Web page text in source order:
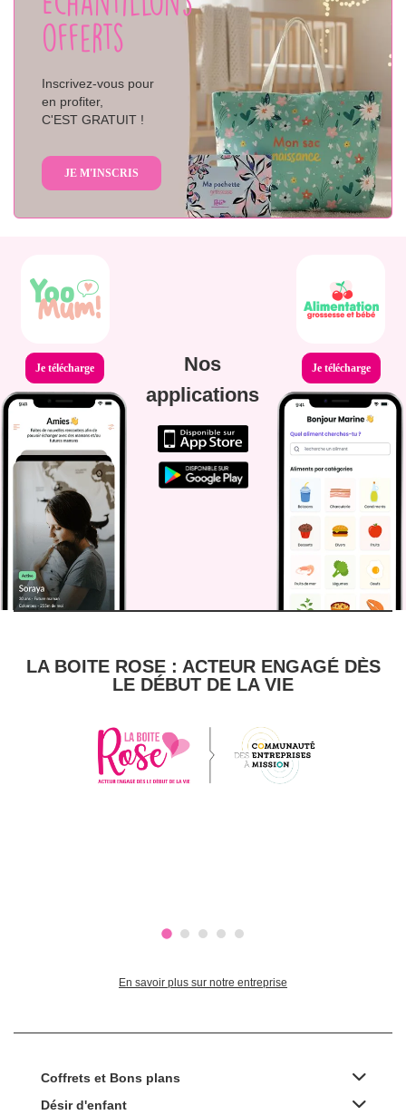
offerts
Inscrivez-vous pour
en profiter,
C'EST GRATUIT !
JE M'INSCRIS
Je télécharge
Nos
applications
Je télécharge
LA BOITE ROSE : ACTEUR ENGAGÉ DÈS
LE DÉBUT DE LA VIE
En savoir plus sur notre entreprise
Coffrets et Bons plans
Désir d'enfant